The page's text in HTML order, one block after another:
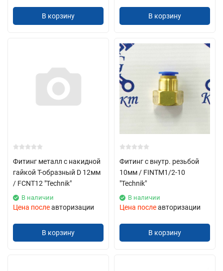
В корзину В корзину
Фитинг металл с накидной
гайкой Т-образный D 12мм
/ FCNT12 "Technik"
В наличии
Цена послеавторизации
В корзину
Фитинг с внутр. резьбой
10мм / FINTM1/2-10
"Technik"
В наличии
Цена послеавторизации
В корзину